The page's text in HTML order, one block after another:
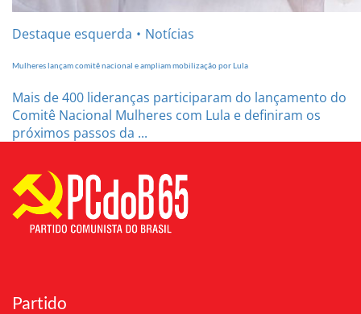
Destaque esquerda Notícias
Mulheres lançam comitê nacional e ampliam mobilização por Lula
Mais de 400 lideranças participaram do lançamento do
Comitê Nacional Mulheres com Lula e definiram os
próximos passos da ...
Partido